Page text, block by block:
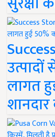
लागत
शानदार